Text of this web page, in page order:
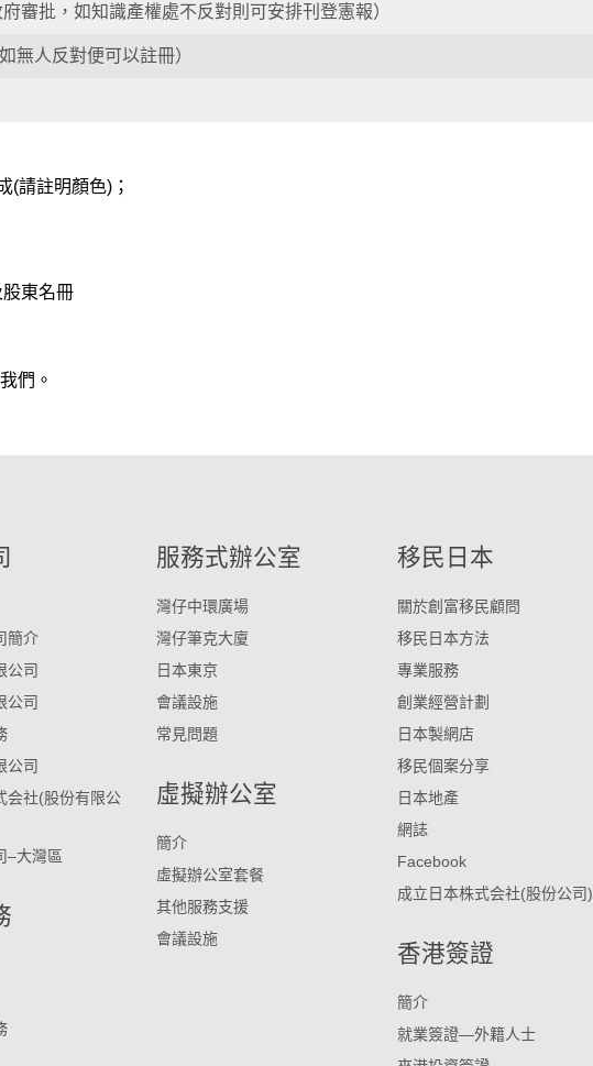
審批，如知識產權處不反對則可安排刊登憲報）
無人反對便可以註冊）
(請註明顏色)；
東名冊
們。
簡介
公司
公司
公司
会社(股份有限公
–大灣區
服務式辦公室
灣仔中環廣場
灣仔筆克大廈
日本東京
會議設施
常見問題
虛擬辦公室
簡介
虛擬辦公室套餐
其他服務支援
會議設施
移民日本
關於創富移民顧問
移民日本方法
專業服務
創業經營計劃
日本製網店
移民個案分享
日本地產
網誌
Facebook
成立日本株式会社(股份公司)
香港簽證
簡介
就業簽證—外籍人士